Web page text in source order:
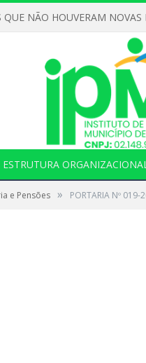
ESTRUTURA
e Pensões » PORTARIA Nº 019-